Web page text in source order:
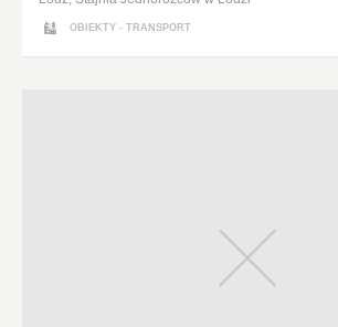
OBIEKTY - TRANSPORT